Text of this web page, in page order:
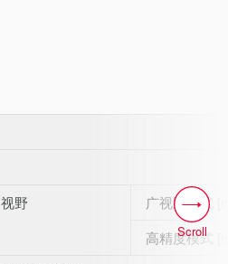
视野
广视野模式
高精度模式
Scroll